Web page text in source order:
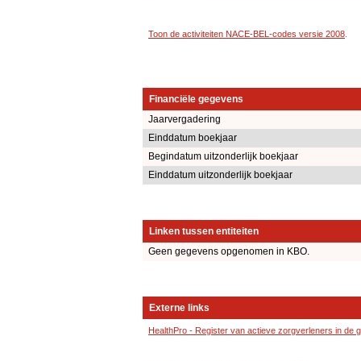
Toon de activiteiten NACE-BEL-codes versie 2008
Financiële gegevens
Jaarvergadering
Einddatum boekjaar
Begindatum uitzonderlijk boekjaar
Einddatum uitzonderlijk boekjaar
Linken tussen entiteiten
Geen gegevens opgenomen in KBO.
Externe links
HealthPro - Register van actieve zorgverleners in de